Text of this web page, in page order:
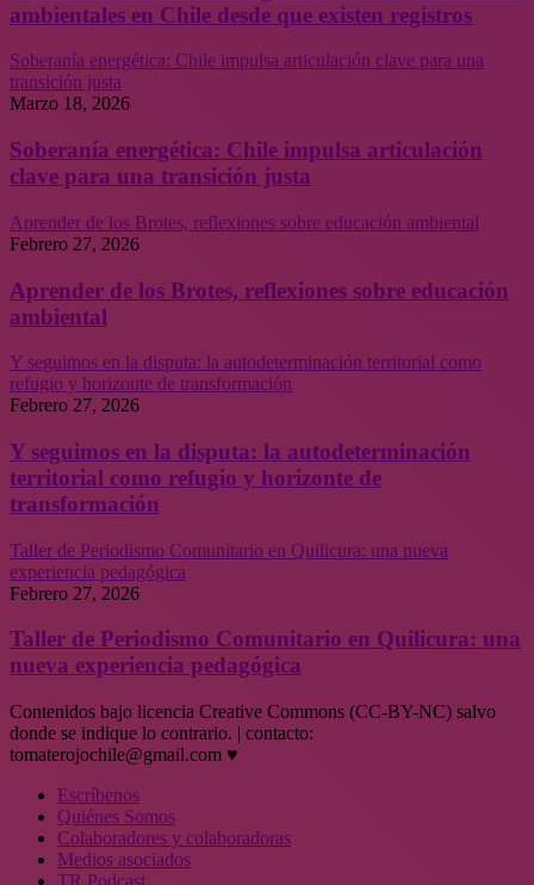
ambientales en Chile desde que existen registros
Soberanía energética: Chile impulsa articulación clave para una
transición justa
Marzo 18, 2026
Soberanía energética: Chile impulsa articulación
clave para una transición justa
Aprender de los Brotes, reflexiones sobre educación ambiental
Febrero 27, 2026
Aprender de los Brotes, reflexiones sobre educación
ambiental
Y seguimos en la disputa: la autodeterminación territorial como
refugio y horizonte de transformación
Febrero 27, 2026
Y seguimos en la disputa: la autodeterminación
territorial como refugio y horizonte de
transformación
Taller de Periodismo Comunitario en Quilicura: una nueva
experiencia pedagógica
Febrero 27, 2026
Taller de Periodismo Comunitario en Quilicura: una
nueva experiencia pedagógica
Contenidos bajo licencia Creative Commons (CC-BY-NC) salvo
donde se indique lo contrario. | contacto:
tomaterojochile@gmail.com ♥
Escríbenos
Quiénes Somos
Colaboradores y colaboradoras
Medios asociados
TR Podcast